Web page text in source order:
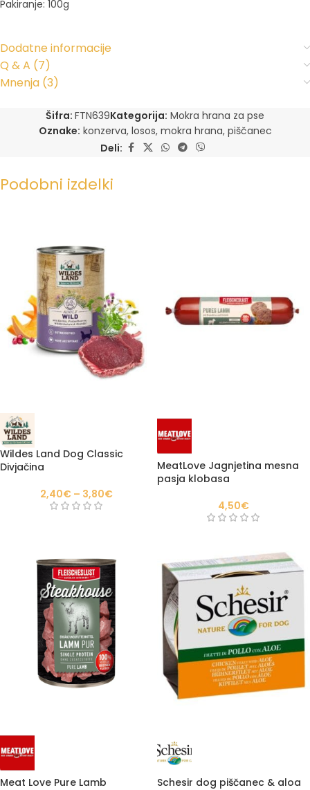
Pakiranje: 100g
Dodatne informacije
Q & A (7)
Mnenja (3)
Šifra: FTN639Kategorija: Mokra hrana za pse
Oznake: konzerva, losos, mokra hrana, piščanec
Deli:
Podobni izdelki
Wildes Land Dog Classic
Divjačina
2,40€ – 3,80€
MeatLove Jagnjetina mesna
pasja klobasa
4,50€
Meat Love Pure Lamb
Schesir dog piščanec & aloa